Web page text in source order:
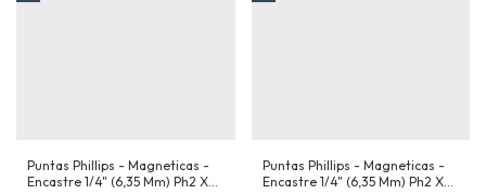
Puntas Phillips - Magneticas -
Encastre 1/4" (6,35 Mm) Ph2 X
Puntas Phillips - Magneticas -
Encastre 1/4" (6,35 Mm) Ph2 X